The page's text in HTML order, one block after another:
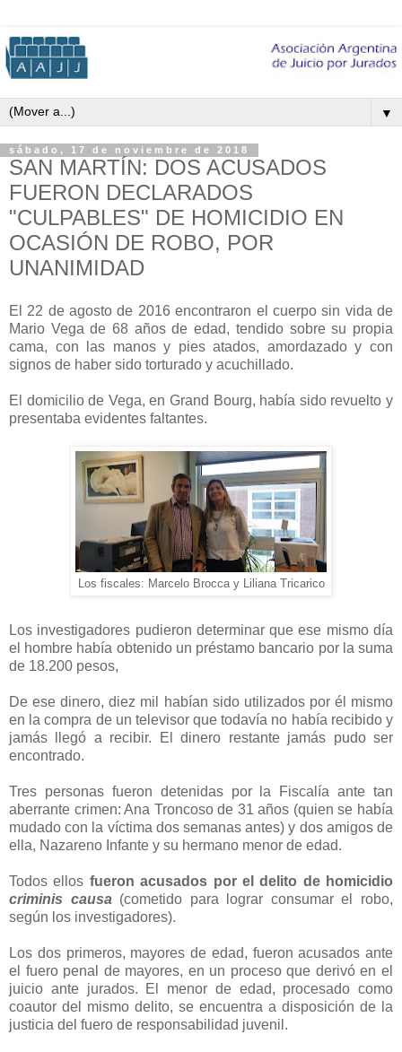
▼
sábado, 17 de noviembre de 2018
SAN MARTÍN: DOS ACUSADOS
FUERON DECLARADOS
"CULPABLES" DE HOMICIDIO EN
OCASIÓN DE ROBO, POR
UNANIMIDAD
El 22 de agosto de 2016 encontraron el cuerpo sin vida de
Mario Vega de 68 años de edad, tendido sobre su propia
cama, con las manos y pies atados, amordazado y con
signos de haber sido torturado y acuchillado.
El domicilio de Vega, en Grand Bourg, había sido revuelto y
presentaba evidentes faltantes.
Los fiscales: Marcelo Brocca y Liliana Tricarico
Los investigadores pudieron determinar que ese mismo día
el hombre había obtenido un préstamo bancario por la suma
de 18.200 pesos,
De ese dinero, diez mil habían sido utilizados por él mismo
en la compra de un televisor que todavía no había recibido y
jamás llegó a recibir. El dinero restante jamás pudo ser
encontrado.
Tres personas fueron detenidas por la Fiscalía ante tan
aberrante crimen: Ana Troncoso de 31 años (quien se había
mudado con la víctima dos semanas antes) y dos amigos de
ella, Nazareno Infante y su hermano menor de edad.
Todos ellos fueron acusados por el delito de homicidio
criminis causa (cometido para lograr consumar el robo,
según los investigadores).
Los dos primeros, mayores de edad, fueron acusados ante
el fuero penal de mayores, en un proceso que derivó en el
juicio ante jurados. El menor de edad, procesado como
coautor del mismo delito, se encuentra a disposición de la
justicia del fuero de responsabilidad juvenil.